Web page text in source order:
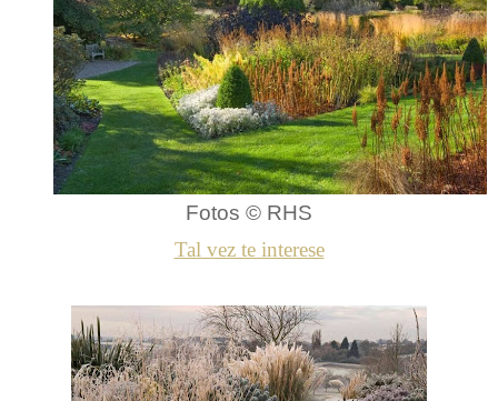
Fotos © RHS
Tal vez te interese